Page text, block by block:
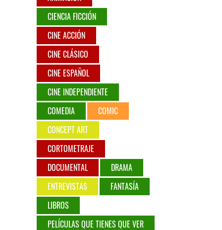
CIENCIA FICCIÓN
CINE ACCIÓN
CINE CLÁSICO
CINE ESPAÑOL
CINE INDEPENDIENTE
COMEDIA
COMIC
CONCEPT ART
CORTOMETRAJE
DOCUMENTAL
DRAMA
ENTREVISTAS
FANTASÍA
LIBROS
PELÍCULAS QUE TIENES QUE VER